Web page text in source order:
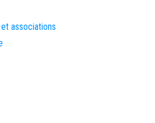
associations